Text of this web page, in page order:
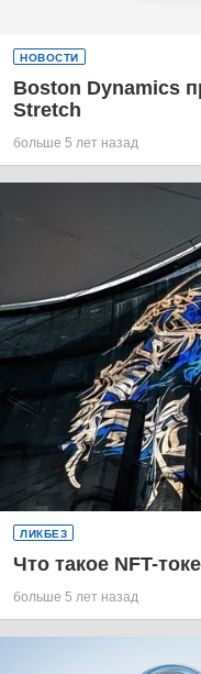
НОВОСТИ
Boston Dynamics
Stretch
больше 5 лет назад
ЛИКБЕЗ
Что такое NFT-
больше 5 лет назад